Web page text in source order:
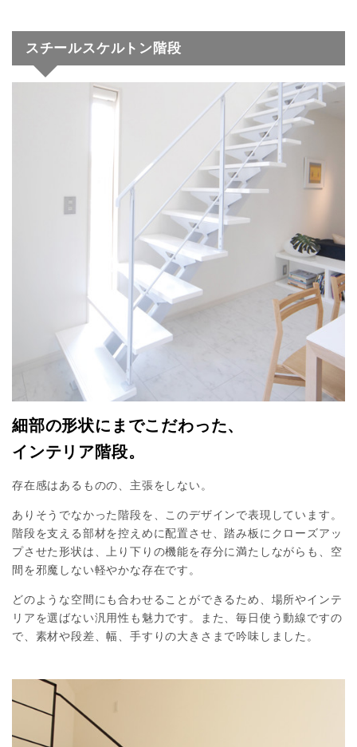
スチールスケルトン階段
細部の形状にまでこだわった、
インテリア階段。
存在感はあるものの、主張をしない。
ありそうでなかった階段を、このデザインで表現しています。
階段を支える部材を控えめに配置させ、踏み板にクローズアッ
プさせた形状は、上り下りの機能を存分に満たしながらも、空
間を邪魔しない軽やかな存在です。
どのような空間にも合わせることができるため、場所やインテ
リアを選ばない汎用性も魅力です。また、毎日使う動線ですの
で、素材や段差、幅、手すりの大きさまで吟味しました。